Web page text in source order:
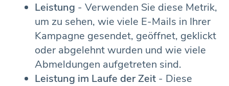
Leistung - Verwenden Sie diese Metrik,
um zu sehen, wie viele E-Mails in Ihrer
Kampagne gesendet, geöffnet, geklickt
oder abgelehnt wurden und wie viele
Abmeldungen aufgetreten sind.
Leistung im Laufe der Zeit - Diese